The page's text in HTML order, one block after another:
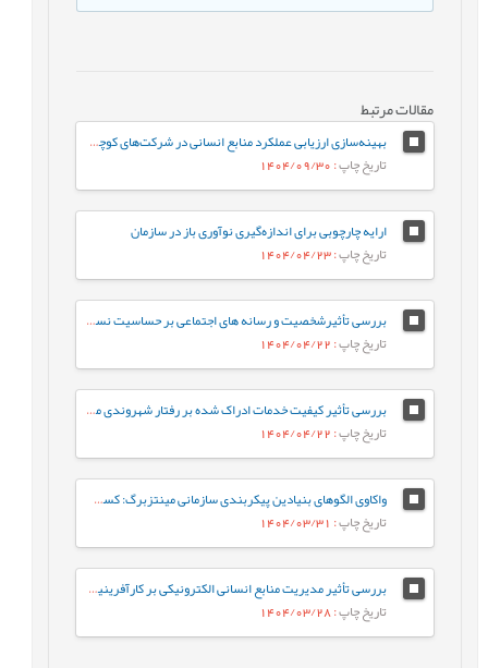
مقالات مرتبط
بهینه‌سازی ارزیابی عملکرد منابع انسانی در شرکت‌های کوچک و متوسط (SMEs) با استفاده از الگوریتم‌های داده‌کاوی (مطالعه موردی: شرکت‌های کاشی و سرامیک استان یزد)
تاریخ چاپ: 1404/09/30
ارایه چارچوبی برای اندازه‌گیری نوآوری باز در سازمان
تاریخ چاپ: 1404/04/23
بررسی تأثیرشخصیت و رسانه های اجتماعی بر حساسیت نسبت به قیمت (مطالعه موردی فروشگاه های افق کوروش ماهشهر)
تاریخ چاپ: 1404/04/22
بررسی تأثیر کیفیت خدمات ادراک شده بر رفتار شهروندی مشتریان بانک ملی شهر کرمانشاه با توجه به نقش میانجی رضایت مشتری
تاریخ چاپ: 1404/04/22
واکاوی الگوهای بنیادین پیکربندی سازمانی مینتزبرگ: کسب و کار شخصی، ماشین برنامه ریزی شده، انجمن متخصصان و پیشتاز پروژه
تاریخ چاپ: 1404/03/31
بررسی تأثیر مدیریت منابع انسانی الکترونیکی بر کارآفرینیسازمانی با نقش میانجی به اشتراکگذاری دانش مدیران میانی
تاریخ چاپ: 1404/03/28